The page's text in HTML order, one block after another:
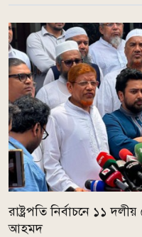
রাষ্ট্রপতি নির্বাচনে ১১
আহমদ